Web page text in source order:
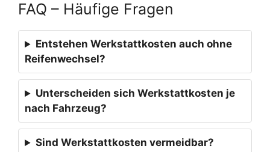
FAQ – Häufige Fragen
Entstehen Werkstattkosten auch ohne
Reifenwechsel?
Unterscheiden sich Werkstattkosten je
nach Fahrzeug?
Sind Werkstattkosten vermeidbar?